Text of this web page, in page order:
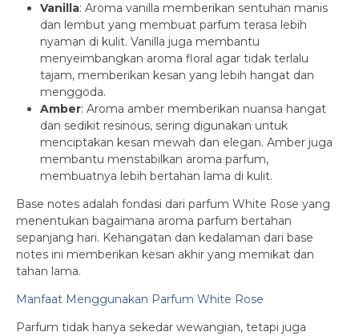
Vanilla: Aroma vanilla memberikan sentuhan manis
dan lembut yang membuat parfum terasa lebih
nyaman di kulit. Vanilla juga membantu
menyeimbangkan aroma floral agar tidak terlalu
tajam, memberikan kesan yang lebih hangat dan
menggoda.
Amber: Aroma amber memberikan nuansa hangat
dan sedikit resinous, sering digunakan untuk
menciptakan kesan mewah dan elegan. Amber juga
membantu menstabilkan aroma parfum,
membuatnya lebih bertahan lama di kulit.
Base notes adalah fondasi dari parfum White Rose yang
menentukan bagaimana aroma parfum bertahan
sepanjang hari. Kehangatan dan kedalaman dari base
notes ini memberikan kesan akhir yang memikat dan
tahan lama.
Manfaat Menggunakan Parfum White Rose
Parfum tidak hanya sekedar wewangian, tetapi juga